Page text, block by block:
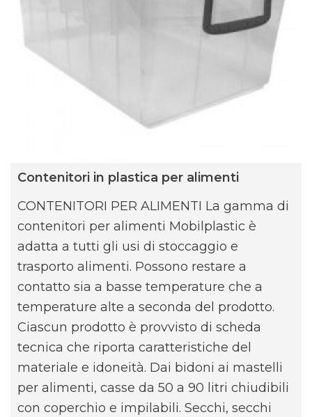
Contenitori in plastica per alimenti
CONTENITORI PER ALIMENTI La gamma di
contenitori per alimenti Mobilplastic è
adatta a tutti gli usi di stoccaggio e
trasporto alimenti. Possono restare a
contatto sia a basse temperature che a
temperature alte a seconda del prodotto.
Ciascun prodotto è provvisto di scheda
tecnica che riporta caratteristiche del
materiale e idoneità. Dai bidoni ai mastelli
per alimenti, casse da 50 a 90 litri chiudibili
con coperchio e impilabili. Secchi, secchi